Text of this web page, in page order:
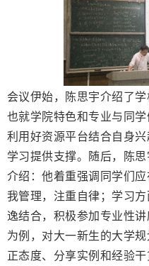
会议伊始，陈思宇介绍了
也就学院特色和专业与同
利用好资源平台结合自身
学习提供支撑。随后，陈
介绍：他着重强调同学们
我管理，注重自律；学习
逸结合，积极参加专业性
为例，对大一新生的大学
正态度、分享实例和经验